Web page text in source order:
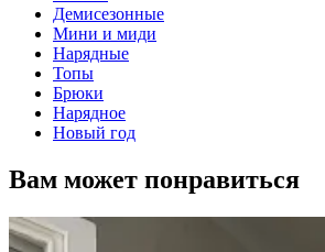
Демисезонные
Мини и миди
Нарядные
Топы
Брюки
Нарядное
Новый год
Вам может понравиться